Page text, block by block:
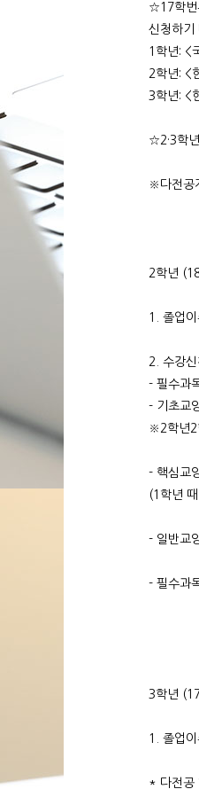
☆17학번
신청하기
1학년: <
2학년: <
3학년: <
☆2·3학
※다전공
2학년
1. 졸업
2. 수강신
- 필수과
- 기초교
※2학년2
- 핵심교
(1학년
- 일반교
- 필수과
3학년
1. 졸업
* 다전공